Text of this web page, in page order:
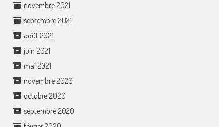
novembre 2021
septembre 2021
août 2021
juin 2021
mai 2021
novembre 2020
octobre 2020
septembre 2020